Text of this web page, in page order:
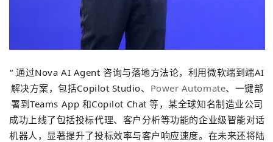
“ 通过Nova AI Agent 咨询与落地方法论，利用微软端到端AI
解决方案，包括Copilot Studio、 Power Automate、一键部
署到Teams App 和Copilot Chat 等，某全球知名制造业公司
成功上线了包括投标代理、客户分析等功能的企业级智能对话
机器人，显著提升了投标效率与客户响应速度。在未来还将陆